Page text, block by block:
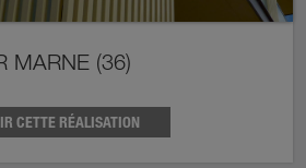
MARNE (36)
CETTE RÉALISATION